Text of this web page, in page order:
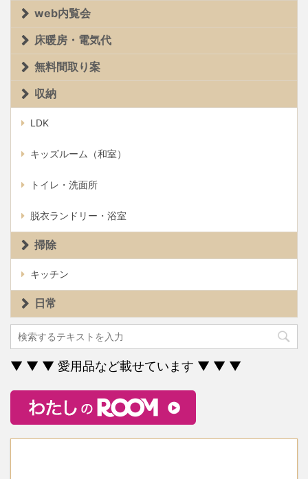
web内覧会
床暖房・電気代
無料間取り案
収納
LDK
キッズルーム（和室）
トイレ・洗面所
脱衣ランドリー・浴室
掃除
キッチン
日常
▼ ▼ ▼ 愛用品など載せています ▼ ▼ ▼